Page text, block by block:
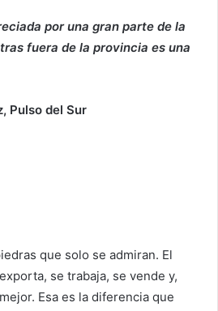
por una gran parte de la
fuera de la provincia es una
Pulso del Sur
que solo se admiran. El
se trabaja, se vende y,
Esa es la diferencia que